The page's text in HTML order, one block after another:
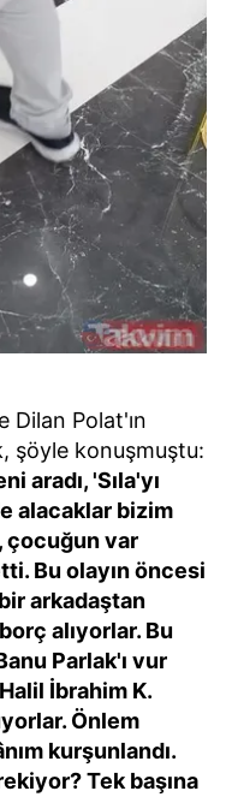
Dilan Polat'ın
şöyle konuşmuştu:
aradı, 'Sıla'yı
alacaklar bizim
çocuğun var
Bu olayın öncesi
arkadaştan
alıyorlar. Bu
Parlak'ı vur
İbrahim K.
Önlem
kurşunlandı.
Tek başına